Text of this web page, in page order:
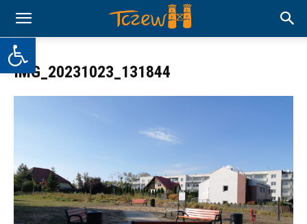
Otwórz pasek narzędzi
IMG_20231023_131844